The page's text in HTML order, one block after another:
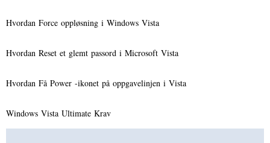
Hvordan Force oppløsning i Windows Vista
Hvordan Reset et glemt passord i Microsoft Vista
Hvordan Få Power -ikonet på oppgavelinjen i Vista
Windows Vista Ultimate Krav